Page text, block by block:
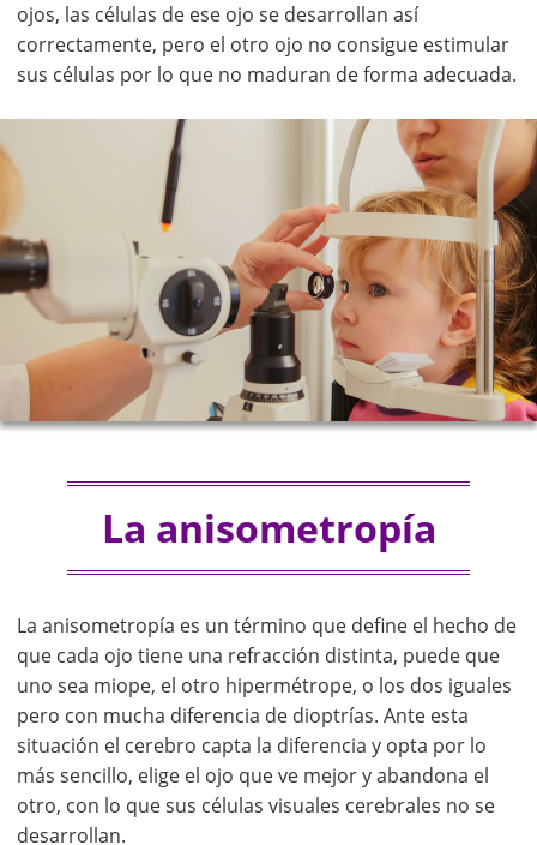
ojos, las células de ese ojo se desarrollan así
correctamente, pero el otro ojo no consigue estimular
sus células por lo que no maduran de forma adecuada.
La anisometropía
La anisometropía es un término que define el hecho de
que cada ojo tiene una refracción distinta, puede que
uno sea miope, el otro hipermétrope, o los dos iguales
pero con mucha diferencia de dioptrías. Ante esta
situación el cerebro capta la diferencia y opta por lo
más sencillo, elige el ojo que ve mejor y abandona el
otro, con lo que sus células visuales cerebrales no se
desarrollan.